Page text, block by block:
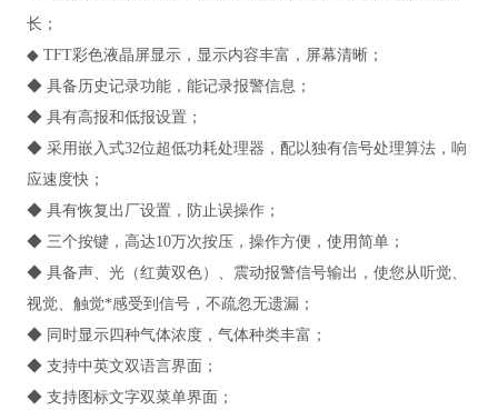
长；
◆ TFT彩色液晶屏显示，显示内容丰富，屏幕清晰；
◆ 具备历史记录功能，能记录报警信息；
◆ 具有高报和低报设置；
◆ 采用嵌入式32位超低功耗处理器，配以独有信号处理算法，响
应速度快；
◆ 具有恢复出厂设置，防止误操作；
◆ 三个按键，高达10万次按压，操作方便，使用简单；
◆ 具备声、光（红黄双色）、震动报警信号输出，使您从听觉、
视觉、触觉*感受到信号，不疏忽无遗漏；
◆ 同时显示四种气体浓度，气体种类丰富；
◆ 支持中英文双语言界面；
◆ 支持图标文字双菜单界面；